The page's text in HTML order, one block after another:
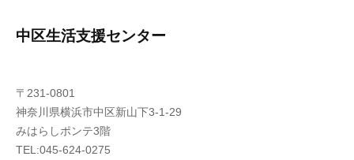
中区生活支援センター
〒231-0801
神奈川県横浜市中区新山下3-1-29
みはらしポンテ3階
TEL:045-624-0275